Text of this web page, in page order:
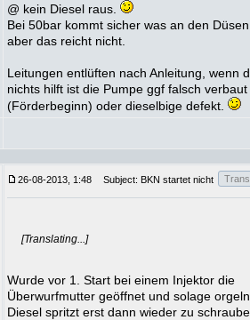
@ kein Diesel raus.
Bei 50bar kommt sicher was an den
aber das reicht nicht.
Leitungen entlüften nach Anleitung, wenn
nichts hilft ist die Pumpe ggf falsch verbaut
(Förderbeginn) oder dieselbige defekt.
26-08-2013, 1:48 Subject: BKN startet nicht
[Translating...]
Wurde vor 1. Start bei einem Injektor die
Überwurfmutter geöffnet und solage
Diesel spritzt erst dann wieder zu